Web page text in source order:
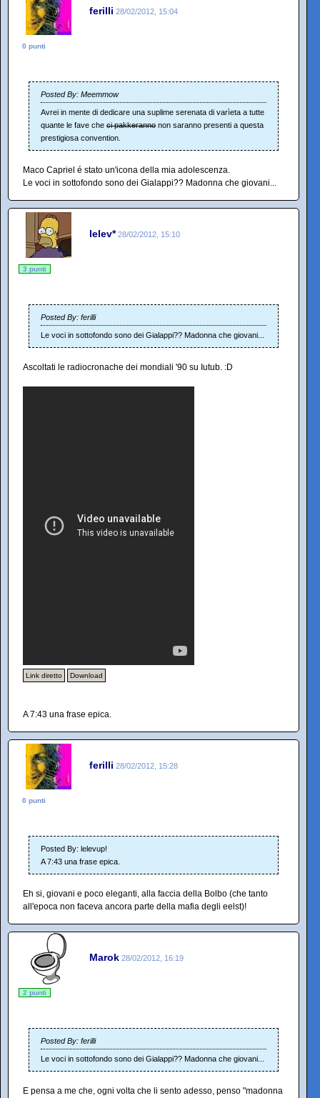
ferilli 28/02/2012, 15:04
0 punti
Posted By: Meemmow
Avrei in mente di dedicare una suplime serenata di varìeta a tutte
quante le fave che ci pakkeranno non saranno presenti a questa
prestigiosa convention.
Maco Capriel é stato un'icona della mia adolescenza.
Le voci in sottofondo sono dei Gialappi?? Madonna che giovani...
lelev* 28/02/2012, 15:10
3 punti
Posted By: ferilli
Le voci in sottofondo sono dei Gialappi?? Madonna che giovani...
Ascoltati le radiocronache dei mondiali '90 su Iutub. :D
Link diretto Download
A 7:43 una frase epica.
ferilli 28/02/2012, 15:28
0 punti
Posted By: lelevup!
A 7:43 una frase epica.
Eh si, giovani e poco eleganti, alla faccia della Bolbo (che tanto
all'epoca non faceva ancora parte della mafia degli eelst)!
Marok 28/02/2012, 16:19
2 punti
Posted By: ferilli
Le voci in sottofondo sono dei Gialappi?? Madonna che giovani...
E pensa a me che, ogni volta che li sento adesso, penso "madonna